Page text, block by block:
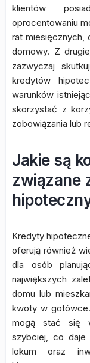
klientów
oprocentowaniu
rat miesięcznych,
domowy. Z
zazwyczaj
kredytów
warunków
skorzystać z
zobowiązania lub
Jakie są
związane
Kredyty
oferują również
dla osób
największych
domu lub
kwoty w
mogą stać się
szybciej, co daje
lokum oraz